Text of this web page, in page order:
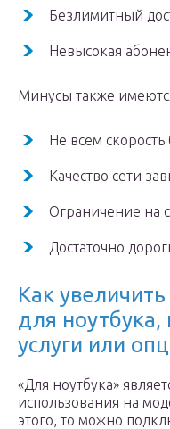
Безлимитный
Невысокая
Минусы также
Не всем
Качество сети
Ограничение на
Достаточно
Как
для ноутбука,
услуги или
«Для ноутбука»
использования на
этого, то можно